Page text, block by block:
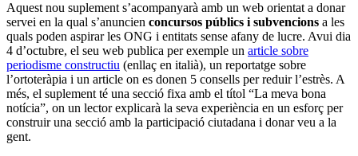
Aquest nou suplement s’acompanyarà amb un web orientat a donar
servei en la qual s’anuncien concursos públics i subvencions a les
quals poden aspirar les ONG i entitats sense afany de lucre. Avui dia
4 d’octubre, el seu web publica per exemple un article sobre
periodisme constructiu (enllaç en italià), un reportatge sobre
l’ortoteràpia i un article on es donen 5 consells per reduir l’estrès. A
més, el suplement té una secció fixa amb el títol “La meva bona
notícia”, on un lector explicarà la seva experiència en un esforç per
construir una secció amb la participació ciutadana i donar veu a la
gent.